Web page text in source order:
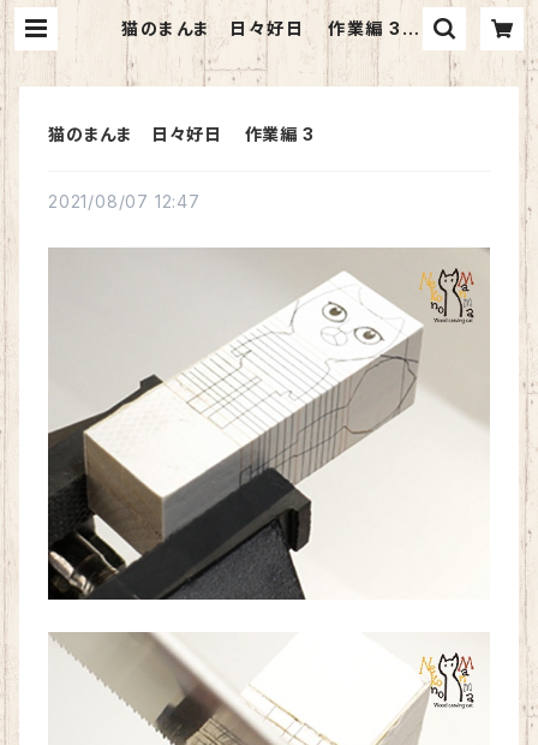
猫のまんま 日々好日 作業編 3 |
猫のまんま
猫のまんま 日々好日 作業編 3
2021/08/07 12:47